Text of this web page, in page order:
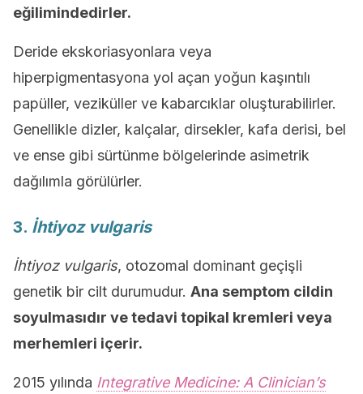
eğilimindedirler.
Deride ekskoriasyonlara veya
hiperpigmentasyona yol açan yoğun kaşıntılı
papüller, veziküller ve kabarcıklar oluşturabilirler.
Genellikle dizler, kalçalar, dirsekler, kafa derisi, bel
ve ense gibi sürtünme bölgelerinde asimetrik
dağılımla görülürler.
3. İhtiyoz vulgaris
İhtiyoz vulgaris, otozomal dominant geçişli
genetik bir cilt durumudur. Ana semptom cildin
soyulmasıdır ve tedavi topikal kremleri veya
merhemleri içerir.
2015 yılında Integrative Medicine: A Clinician’s